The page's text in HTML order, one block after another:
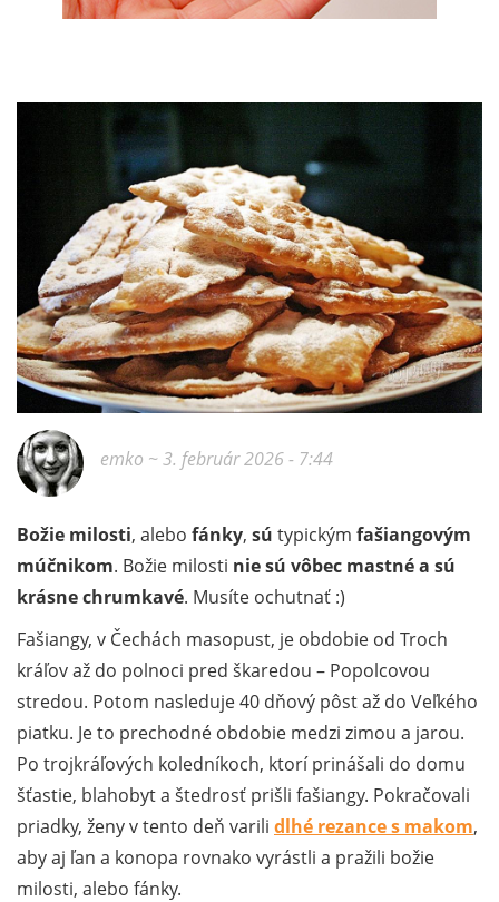
emko ~ 3. február 2026 - 7:44
Božie milosti, alebo fánky, sú typickým fašiangovým
múčnikom. Božie milosti nie sú vôbec mastné a sú
krásne chrumkavé. Musíte ochutnať :)
Fašiangy, v Čechách masopust, je obdobie od Troch
kráľov až do polnoci pred škaredou – Popolcovou
stredou. Potom nasleduje 40 dňový pôst až do Veľkého
piatku. Je to prechodné obdobie medzi zimou a jarou.
Po trojkráľových koledníkoch, ktorí prinášali do domu
šťastie, blahobyt a štedrosť prišli fašiangy. Pokračovali
priadky, ženy v tento deň varili dlhé rezance s makom,
aby aj ľan a konopa rovnako vyrástli a pražili božie
milosti, alebo fánky.